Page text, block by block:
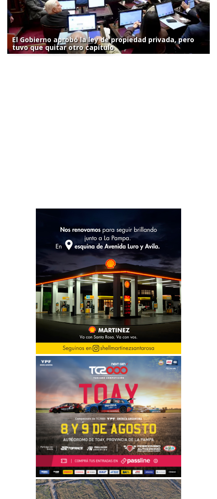
El Gobierno aprobó la ley de propiedad privada, pero
tuvo que quitar otro capítulo